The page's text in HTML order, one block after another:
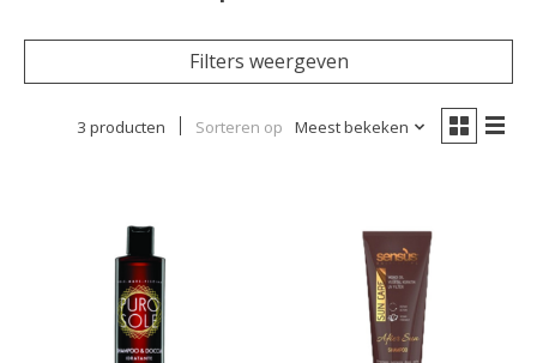
Filters weergeven
3 producten Sorteren op Meest bekeken